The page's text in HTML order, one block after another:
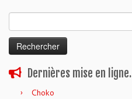
Dernières mise en ligne.
Choko